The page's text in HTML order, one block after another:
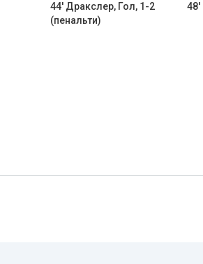
44' Дракслер, Гол, 1-2
(пенальти)
48'